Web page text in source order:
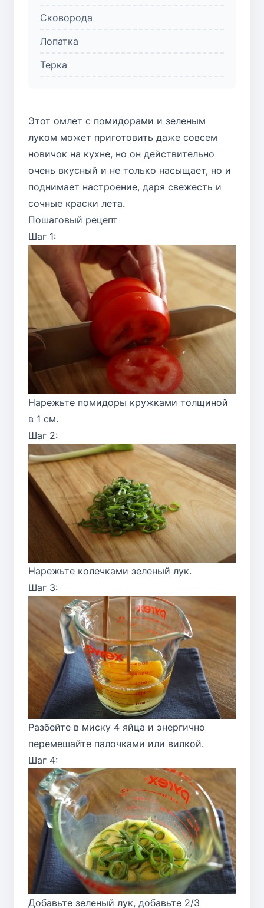
Сковорода
Лопатка
Терка
Этот омлет с помидорами и зеленым
луком может приготовить даже совсем
новичок на кухне, но он действительно
очень вкусный и не только насыщает, но и
поднимает настроение, даря свежесть и
сочные краски лета.
Пошаговый рецепт
Шаг 1:
Нарежьте помидоры кружками толщиной
в 1 см.
Шаг 2:
Нарежьте колечками зеленый лук.
Шаг 3:
Разбейте в миску 4 яйца и энергично
перемешайте палочками или вилкой.
Шаг 4:
Добавьте зеленый лук, добавьте 2/3